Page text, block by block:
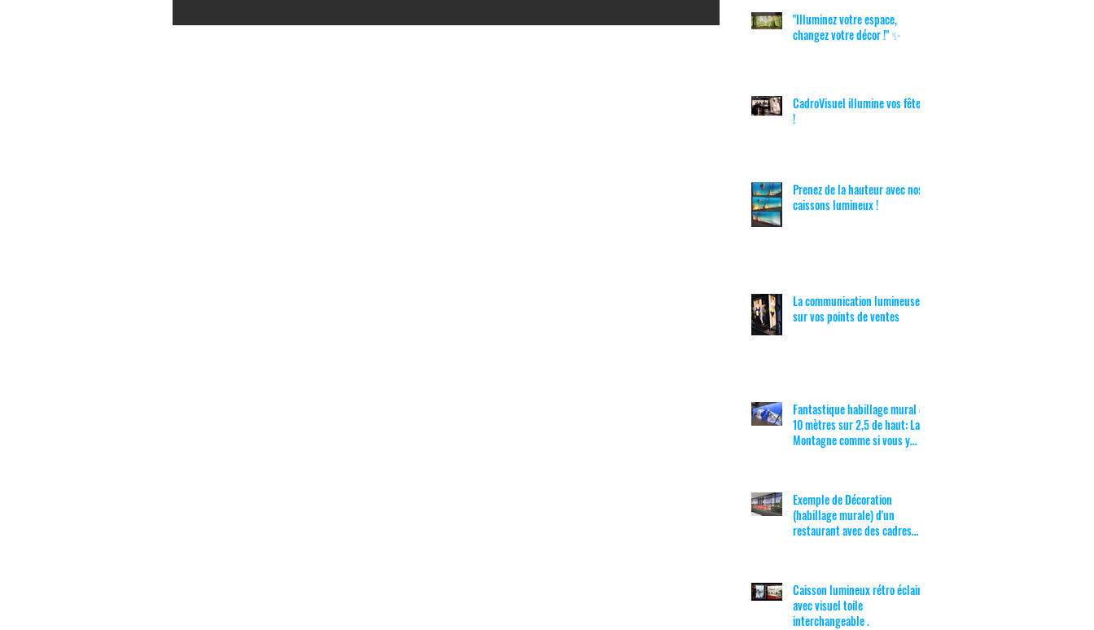
"Illuminez votre espace,
changez votre décor !" ✨
CadroVisuel illumine vos fêtes
!
Prenez de la hauteur avec nos
caissons lumineux !
La communication lumineuse
sur vos points de ventes
Fantastique habillage mural de
10 mètres sur 2,5 de haut: La
Montagne comme si vous y
Exemple de Décoration
(habillage murale) d'un
restaurant avec des cadres
Caisson lumineux rétro éclairé,
avec visuel toile
interchangeable .